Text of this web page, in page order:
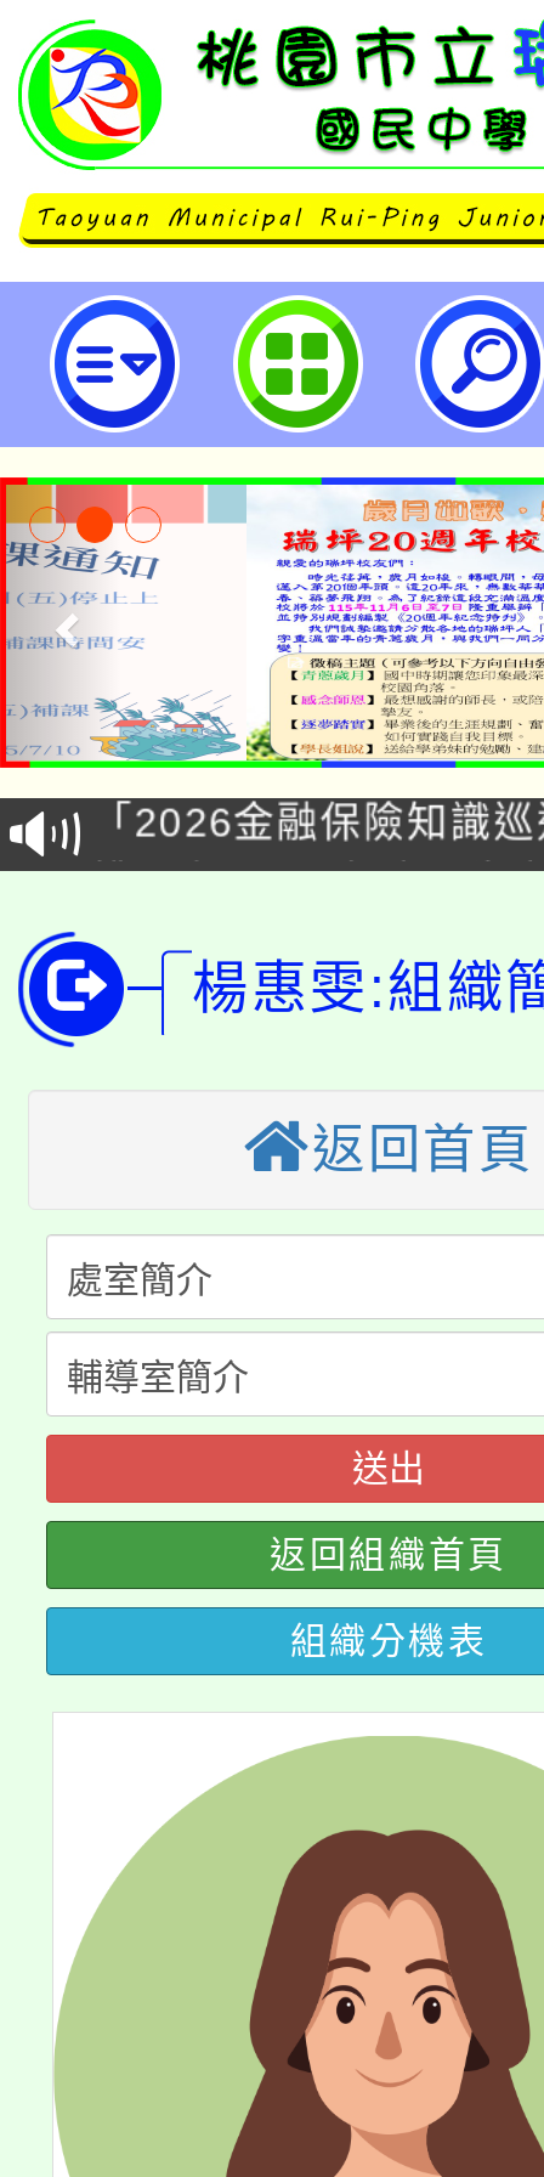
組織簡介頁面
公告本校115學年度第
代理(課)教師甄選結果
「2026金融保險知識
車」活動
桃園市115學年度學生
生本土語及新住民語歌
代理(課)教師甄選結果(
公告本校115學年度第
轉知中國文化大學推廣
《TA101》溝通分析基
程，歡迎學生輔導中心
心理、諮商輔導、社會
系所師生報名參加。
轉知苗栗縣政府辦理
縣市「校園短影音徵
門員」簡章及活動海報
踴躍報名參加。
桃園市115學年度學生
要點
「桃園市補助參觀特色
展演活動實施計畫」
115年度「教育部表揚
義教育推展貢獻獎」
公告本校115學年度第
代理(課)教師甄選結果(
「2026金融保險知識
桃園市115學年度學生
生本土語及新住民語歌
公告本校115學年度第
代理(課)教師甄選結果(
公告本校115學年度第
代理(課)教師甄選結果(
轉知中國文化大學推廣
《TA101》溝通分析基
程，歡迎學生輔導中心
心理、諮商輔導、社會
系所師生報名參加。
轉知苗栗縣政府辦理
縣市「校園短影音徵
門員」簡章及活動海報
踴躍報名參加。
桃園市115學年度學生
要點
「桃園市補助參觀特色
展演活動實施計畫」
115年度「教育部表揚
義教育推展貢獻獎」
楊惠雯:組織
返回首頁
送出
返回組織首頁
組織分機表